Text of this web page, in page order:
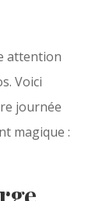
attention
Voici
journée
magique :